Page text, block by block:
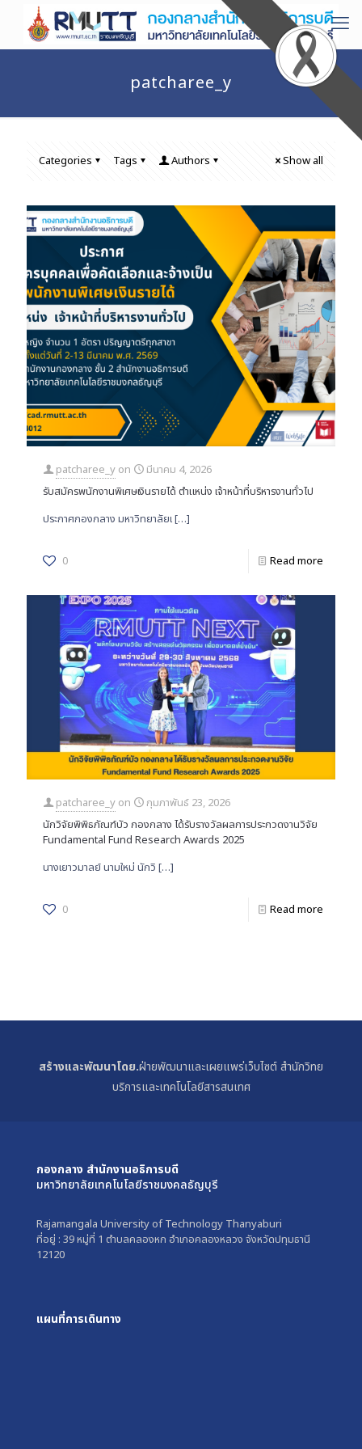
patcharee_y
Categories Tags Authors Show all
patcharee_y on
มีนาคม 4, 2026
รับสมัครพนักงานพิเศษเงินรายได้ ตำแหน่ง เจ้าหน้าที่บริหารงานทั่วไป
ประกาศกองกลาง มหาวิทยาลัยเ[…]
0 Read more
patcharee_y on
กุมภาพันธ์ 23, 2026
นักวิจัยพิพิธภัณฑ์บัว กองกลาง ได้รับรางวัลผลการประกวดงานวิจัย
Fundamental Fund Research Awards 2025
นางเยาวมาลย์ นามใหม่ นักวิ […]
0 Read more
สร้างและพัฒนาโดย.ฝ่ายพัฒนาและเผยแพร่เว็บไซต์ สำนักวิทย
บริการและเทคโนโลยีสารสนเทศ
กองกลาง สำนักงานอธิการบดี
มหาวิทยาลัยเทคโนโลยีราชมงคลธัญบุรี
Rajamangala University of Technology Thanyaburi
ที่อยู่ : 39 หมู่ที่ 1 ตำบลคลองหก อำเภอคลองหลวง จังหวัดปทุมธานี
12120
แผนที่การเดินทาง